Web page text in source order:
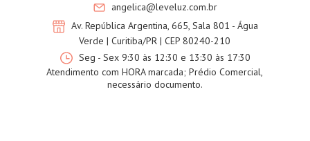
angelica@leveluz.com.br
Av. República Argentina, 665, Sala 801 - Água
Verde | Curitiba/PR | CEP 80240-210
Seg - Sex 9:30 às 12:30 e 13:30 às 17:30
Atendimento com HORA marcada; Prédio Comercial,
necessário documento.